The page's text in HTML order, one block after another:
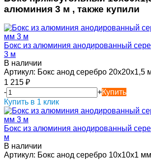
алюминия 3 м , также купили
Бокс из алюминия анодированный
3 м
В наличии
Артикул: Бокс анод серебро 20х20х1,5
1 215 ₽
-
+Купить
Купить в 1 клик
Бокс из алюминия анодированный
м
В наличии
Артикул: Бокс анод серебро 10х10х1